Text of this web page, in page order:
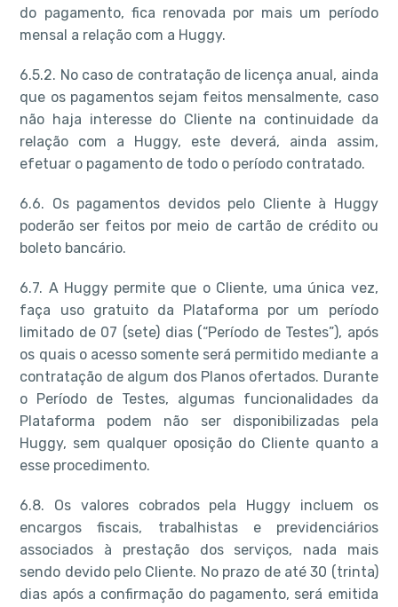
do pagamento, fica renovada por mais um período
mensal a relação com a Huggy.
6.5.2. No caso de contratação de licença anual, ainda
que os pagamentos sejam feitos mensalmente, caso
não haja interesse do Cliente na continuidade da
relação com a Huggy, este deverá, ainda assim,
efetuar o pagamento de todo o período contratado.
6.6. Os pagamentos devidos pelo Cliente à Huggy
poderão ser feitos por meio de cartão de crédito ou
boleto bancário.
6.7. A Huggy permite que o Cliente, uma única vez,
faça uso gratuito da Plataforma por um período
limitado de 07 (sete) dias (“Período de Testes”), após
os quais o acesso somente será permitido mediante a
contratação de algum dos Planos ofertados. Durante
o Período de Testes, algumas funcionalidades da
Plataforma podem não ser disponibilizadas pela
Huggy, sem qualquer oposição do Cliente quanto a
esse procedimento.
6.8. Os valores cobrados pela Huggy incluem os
encargos fiscais, trabalhistas e previdenciários
associados à prestação dos serviços, nada mais
sendo devido pelo Cliente. No prazo de até 30 (trinta)
dias após a confirmação do pagamento, será emitida